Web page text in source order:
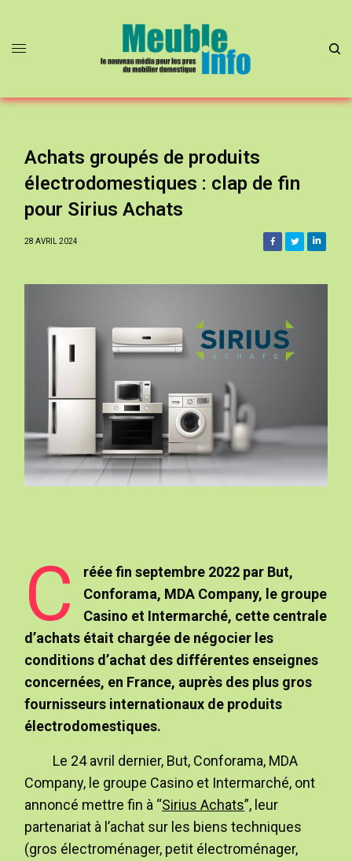
Achats groupés de produits
électrodomestiques : clap de fin
pour Sirius Achats
28 AVRIL 2024
C
réée fin septembre 2022 par But,
Conforama, MDA Company, le groupe
Casino et Intermarché, cette centrale
d’achats était chargée de négocier les
conditions d’achat des différentes enseignes
concernées, en France, auprès des plus gros
fournisseurs internationaux de produits
électrodomestiques.
Le 24 avril dernier, But, Conforama, MDA
Company, le groupe Casino et Intermarché, ont
annoncé mettre fin à “Sirius Achats”, leur
partenariat à l’achat sur les biens techniques
(gros électroménager, petit électroménager,